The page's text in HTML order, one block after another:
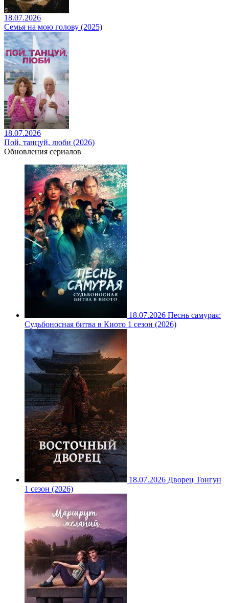
18.07.2026
Семья на мою голову (2025)
18.07.2026
Пой, танцуй, люби (2026)
Обновления сериалов
18.07.2026 Песнь самурая:
Судьбоносная битва в Киото 1 сезон (2026)
18.07.2026 Дворец Тонгун
1 сезон (2026)